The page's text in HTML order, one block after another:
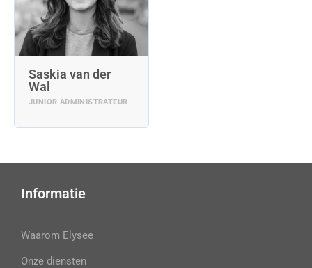
Saskia van der
Wal
JUNIOR ADMINISTRATEUR
Informatie
Waarom Elysee
Onze diensten